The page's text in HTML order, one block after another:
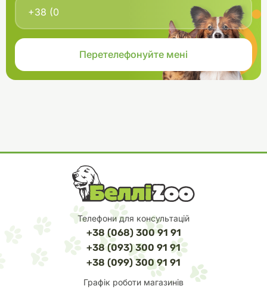
Телефони для консультацій
+38 (068) 300 91 91
+38 (093) 300 91 91
+38 (099) 300 91 91
Графік роботи магазинів